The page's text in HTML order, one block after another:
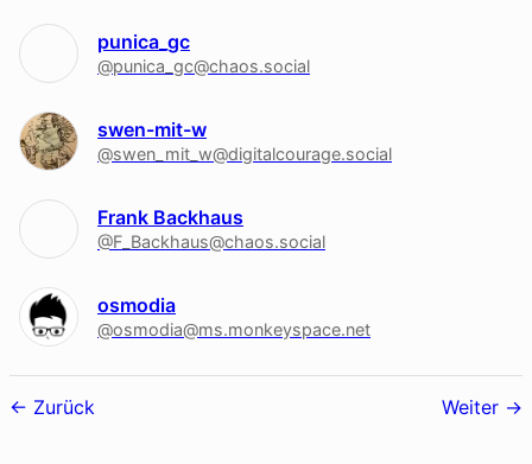
punica_gc
@punica_gc@chaos.social
swen-mit-w
@swen_mit_w@digitalcourage.social
Frank Backhaus
@F_Backhaus@chaos.social
osmodia
@osmodia@ms.monkeyspace.net
Follower-
Navigation
Zurück Weiter